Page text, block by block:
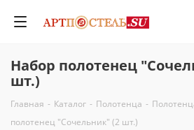
Набор полотенец
шт.)
Главная - Каталог - Полотенца -
полотенец "Сочельник" (2 шт.)